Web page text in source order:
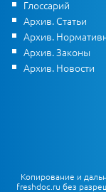
Глоссарий
Архив. Статьи
Архив.
Архив. Законы
Архив. Новости
Копирование и
freshdoc.ru без